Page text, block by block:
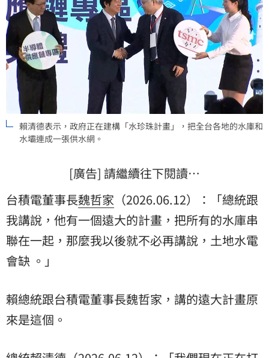
賴清德表示，政府正在建構「水珍珠計畫」，把全台各地的水庫和
水壩連成一張供水網。
[廣告] 請繼續往下閱讀…
台積電董事長魏哲家 （2026.06.12）：「總統跟
我講說，他有一個遠大的計畫，把所有的水庫串
聯在一起，那麼我以後就不必再講說，土地水電
會缺 。」
賴總統跟台積電董事長魏哲家，講的遠大計畫原
來是這個。